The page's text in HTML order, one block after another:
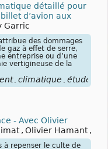
détaillé pour
d’avion aux
Garric
des dommages
gaz à effet de serre,
entreprise ou d’une
vertigineuse de la
climatique étude
- Avec Olivier
, Olivier Hamant ,
à repenser le culte de